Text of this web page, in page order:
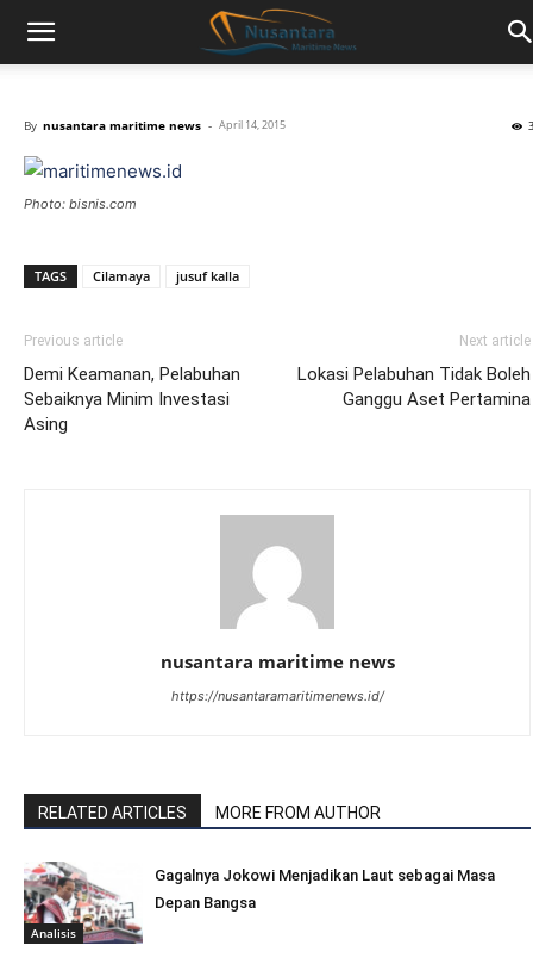
By nusantara maritime news - April 14, 2015
Photo: bisnis.com
TAGS Cilamaya jusuf kalla
Previous article
Demi Keamanan, Pelabuhan
Sebaiknya Minim Investasi
Asing
Next article
Lokasi Pelabuhan Tidak Boleh
Ganggu Aset Pertamina
nusantara maritime news
https://nusantaramaritimenews.id/
RELATED ARTICLES MORE FROM AUTHOR
Analisis
Gagalnya Jokowi Menjadikan Laut sebagai Masa
Depan Bangsa